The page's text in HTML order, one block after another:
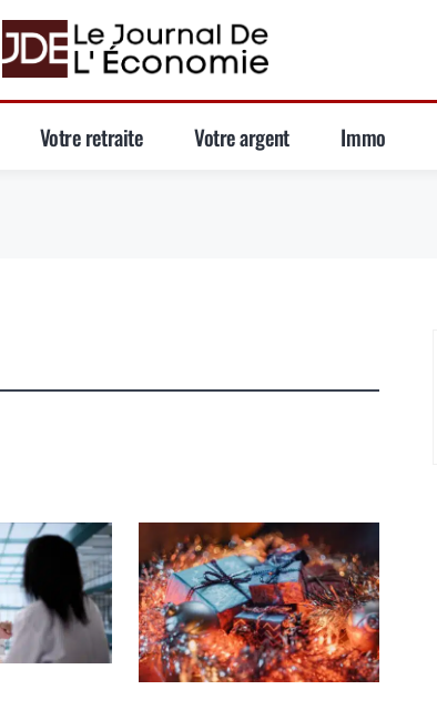
Votre retraite Votre argent Immo